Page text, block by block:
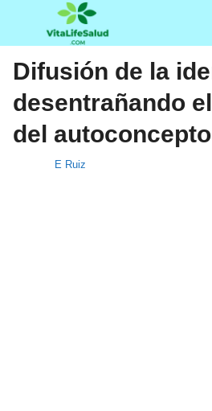
Difusión de la
desentrañando
del autoconcepto
E Ruiz